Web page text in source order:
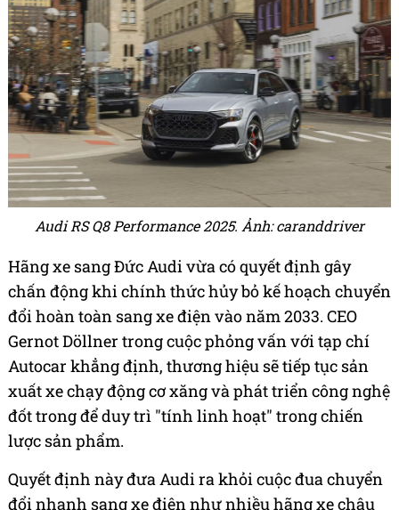
Audi RS Q8 Performance 2025. Ảnh: caranddriver
Hãng xe sang Đức Audi vừa có quyết định gây
chấn động khi chính thức hủy bỏ kế hoạch chuyển
đổi hoàn toàn sang xe điện vào năm 2033. CEO
Gernot Döllner trong cuộc phỏng vấn với tạp chí
Autocar khẳng định, thương hiệu sẽ tiếp tục sản
xuất xe chạy động cơ xăng và phát triển công nghệ
đốt trong để duy trì "tính linh hoạt" trong chiến
lược sản phẩm.
Quyết định này đưa Audi ra khỏi cuộc đua chuyển
đổi nhanh sang xe điện như nhiều hãng xe châu